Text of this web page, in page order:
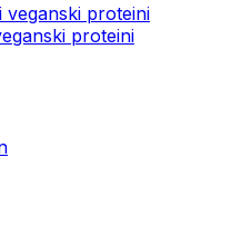
proteini
proteini